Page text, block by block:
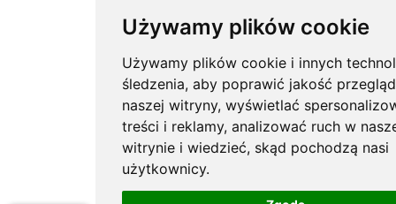
Używamy plików cookie
Używamy plików cookie i innych
śledzenia, aby poprawić jakość
naszej witryny, wyświetlać
treści i reklamy, analizować ruch w
witrynie i wiedzieć, skąd pochodzą nasi
użytkownicy.